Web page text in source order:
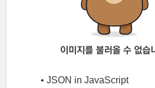
• JSON in JavaScript